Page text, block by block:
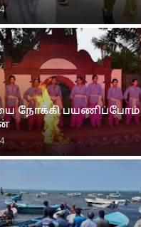
நோக்கி பயணிப்போம் -